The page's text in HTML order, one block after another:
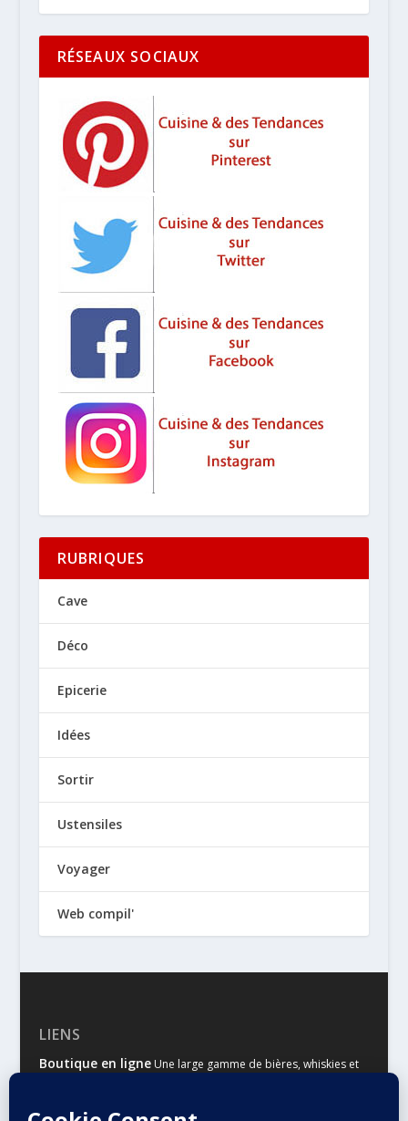
RÉSEAUX SOCIAUX
RUBRIQUES
Cave
Déco
Epicerie
Idées
Sortir
Ustensiles
Voyager
Web compil'
LIENS
Boutique en ligneUne large gamme de bières, whiskies et